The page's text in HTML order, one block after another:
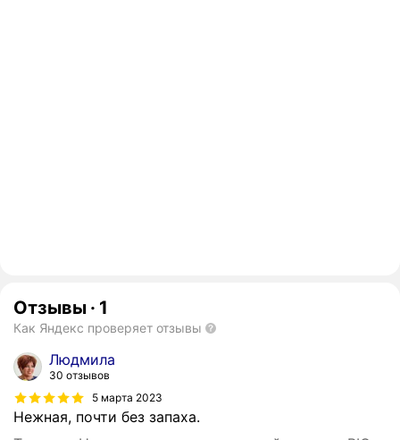
Отзывы · 1
Как Яндекс проверяет отзывы
Людмила
30 отзывов
5 марта 2023
Нежная, почти без запаха.